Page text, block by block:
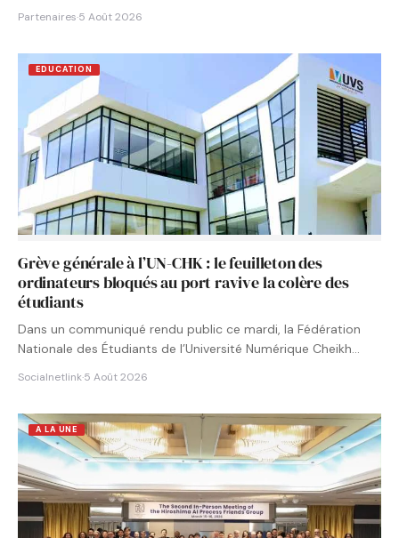
Partenaires·5 Août 2026
EDUCATION
Grève générale à l’UN-CHK : le feuilleton des
ordinateurs bloqués au port ravive la colère des
étudiants
Dans un communiqué rendu public ce mardi, la Fédération
Nationale des Étudiants de l’Université Numérique Cheikh
Socialnetlink·5 Août 2026
A LA UNE